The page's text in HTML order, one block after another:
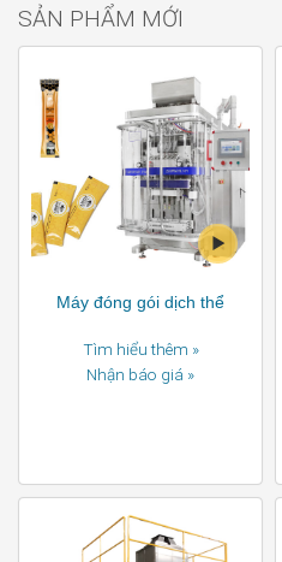
SẢN PHẨM MỚI
Máy đóng gói dịch thể
Tìm hiểu thêm »
Nhận báo giá »